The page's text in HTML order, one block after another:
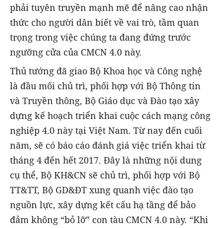
phải tuyên truyền mạnh mẽ để nâng cao nhận
thức cho người dân biết về vai trò, tầm quan
trọng trong việc chúng ta đang đứng trước
ngưỡng cửa của CMCN 4.0 này.
Thủ tướng đã giao Bộ Khoa học và Công nghệ
là đầu mối chủ trì, phối hợp với Bộ Thông tin
và Truyền thông, Bộ Giáo dục và Đào tạo xây
dựng kế hoạch triển khai cuộc cách mạng công
nghiệp 4.0 này tại Việt Nam. Từ nay đến cuối
năm, sẽ có báo cáo đánh giá việc triển khai từ
tháng 4 đến hết 2017. Đây là những nội dung
cụ thể, Bộ KH&CN sẽ chủ trì, phối hợp với Bộ
TT&TT, Bộ GD&ĐT xung quanh việc đào tạo
nguồn lực, xây dựng kết cấu hạ tầng để bảo
đảm không “bỏ lỡ” con tàu CMCN 4.0 này. “Khi